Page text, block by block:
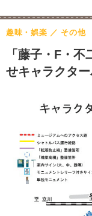
「藤子・F・
せキャラクタ
趣味・娯楽 その他